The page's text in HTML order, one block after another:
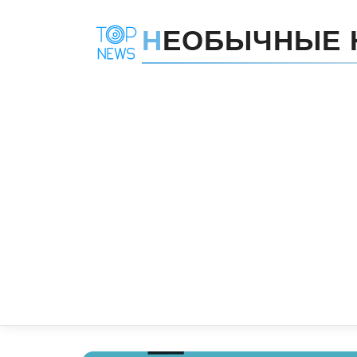
НЕОБЫЧНЫЕ